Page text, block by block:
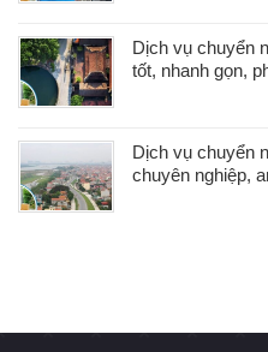
Dịch vụ chuyển
tốt, nhanh gọn,
Dịch vụ chuyển
chuyên nghiệp,